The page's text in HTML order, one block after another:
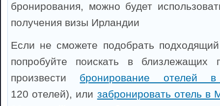
бронирования, можно будет
получения визы Ирландии
Если не сможете подобрать
попробуйте поискать в близлежащих
произвести бронирование отелей
120 отелей), или забронировать отель в